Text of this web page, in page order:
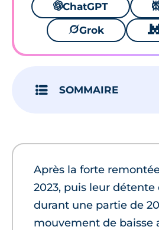
🌌ChatGPT ⚙
🪐Grok 🐱
SOMMAIRE
Après la forte
2023, puis leur détente
durant une partie de
mouvement de baisse